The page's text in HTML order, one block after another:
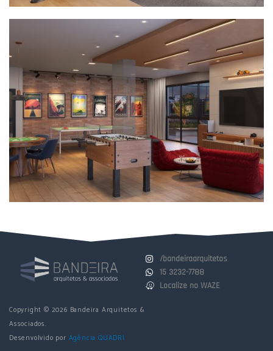
/bandeiraarquitetos
15 3232-7788
Localize no WAZE
Copyright © 2026 Bandeira Arquitetos &
Associados.
Desenvolvido por Agência QUADRI